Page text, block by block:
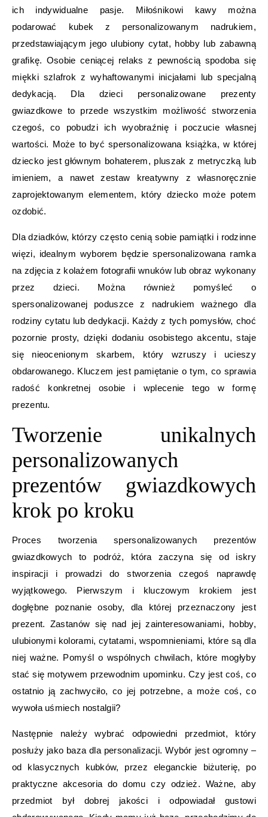
ich indywidualne pasje. Miłośnikowi kawy można
podarować kubek z personalizowanym nadrukiem,
przedstawiającym jego ulubiony cytat, hobby lub zabawną
grafikę. Osobie ceniącej relaks z pewnością spodoba się
miękki szlafrok z wyhaftowanymi inicjałami lub specjalną
dedykacją. Dla dzieci personalizowane prezenty
gwiazdkowe to przede wszystkim możliwość stworzenia
czegoś, co pobudzi ich wyobraźnię i poczucie własnej
wartości. Może to być spersonalizowana książka, w której
dziecko jest głównym bohaterem, pluszak z metryczką lub
imieniem, a nawet zestaw kreatywny z własnoręcznie
zaprojektowanym elementem, który dziecko może potem
ozdobić.
Dla dziadków, którzy często cenią sobie pamiątki i rodzinne
więzi, idealnym wyborem będzie spersonalizowana ramka
na zdjęcia z kolażem fotografii wnuków lub obraz wykonany
przez dzieci. Można również pomyśleć o
spersonalizowanej poduszce z nadrukiem ważnego dla
rodziny cytatu lub dedykacji. Każdy z tych pomysłów, choć
pozornie prosty, dzięki dodaniu osobistego akcentu, staje
się nieocenionym skarbem, który wzruszy i ucieszy
obdarowanego. Kluczem jest pamiętanie o tym, co sprawia
radość konkretnej osobie i wplecenie tego w formę
prezentu.
Tworzenie unikalnych
personalizowanych
prezentów gwiazdkowych
krok po kroku
Proces tworzenia spersonalizowanych prezentów
gwiazdkowych to podróż, która zaczyna się od iskry
inspiracji i prowadzi do stworzenia czegoś naprawdę
wyjątkowego. Pierwszym i kluczowym krokiem jest
dogłębne poznanie osoby, dla której przeznaczony jest
prezent. Zastanów się nad jej zainteresowaniami, hobby,
ulubionymi kolorami, cytatami, wspomnieniami, które są dla
niej ważne. Pomyśl o wspólnych chwilach, które mogłyby
stać się motywem przewodnim upominku. Czy jest coś, co
ostatnio ją zachwyciło, co jej potrzebne, a może coś, co
wywoła uśmiech nostalgii?
Następnie należy wybrać odpowiedni przedmiot, który
posłuży jako baza dla personalizacji. Wybór jest ogromny –
od klasycznych kubków, przez eleganckie biżuterię, po
praktyczne akcesoria do domu czy odzież. Ważne, aby
przedmiot był dobrej jakości i odpowiadał gustowi